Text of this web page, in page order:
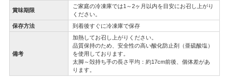
賞味期限
ご家庭の冷凍庫では1～2ヶ月以内を目安にお召し上がり
ください。
保存方法
到着後すぐに冷凍庫で保存
備考
加熱してお召し上がりください。
品質保持のため、安全性の高い酸化防止剤（亜硫酸塩）
を使用しております。
太脚～殻持ち手の長さ平均：約17cm前後、個体差があ
ります。